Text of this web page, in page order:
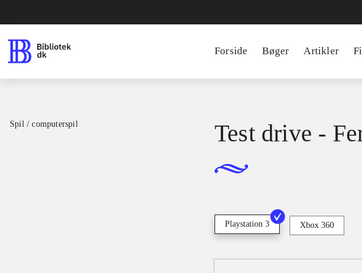
Forside Bøger Artikler
Spil / computerspil Test drive -
Playstation 3 Xbox 360